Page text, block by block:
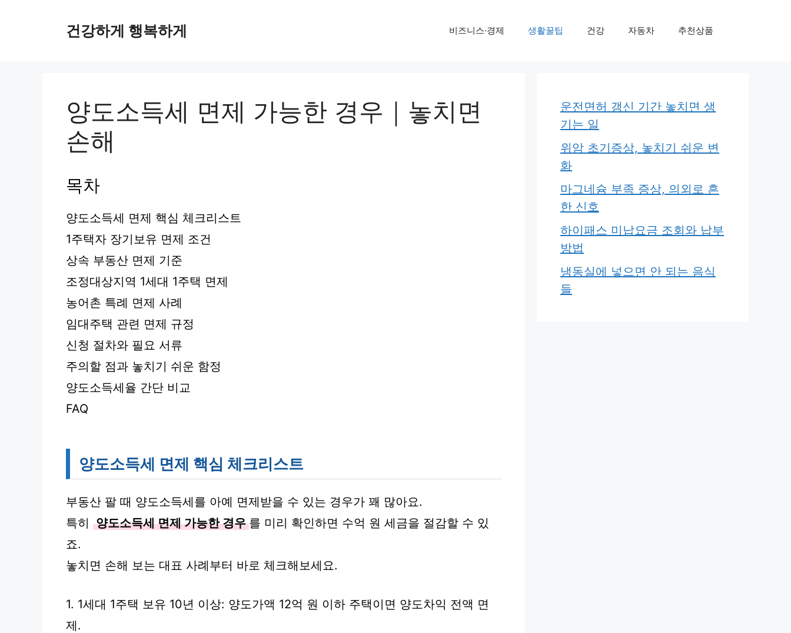
건강하게 행복하게 비즈니스·경제 생활꿀팁 건강 자동차 추천상품
양도소득세 면제 가능한 경우｜놓치면
손해
목차
양도소득세 면제 핵심 체크리스트
1주택자 장기보유 면제 조건
상속 부동산 면제 기준
조정대상지역 1세대 1주택 면제
농어촌 특례 면제 사례
임대주택 관련 면제 규정
신청 절차와 필요 서류
주의할 점과 놓치기 쉬운 함정
양도소득세율 간단 비교
FAQ
양도소득세 면제 핵심 체크리스트
부동산 팔 때 양도소득세를 아예 면제받을 수 있는 경우가 꽤 많아요.
특히 양도소득세 면제 가능한 경우 를 미리 확인하면 수억 원 세금을 절감할 수 있
죠.
놓치면 손해 보는 대표 사례부터 바로 체크해보세요.
1. 1세대 1주택 보유 10년 이상: 양도가액 12억 원 이하 주택이면 양도차익 전액 면
제.
운전면허 갱신 기간 놓치면 생
기는 일
위암 초기증상, 놓치기 쉬운 변
화
마그네슘 부족 증상, 의외로 흔
한 신호
하이패스 미납요금 조회와 납부
방법
냉동실에 넣으면 안 되는 음식
들